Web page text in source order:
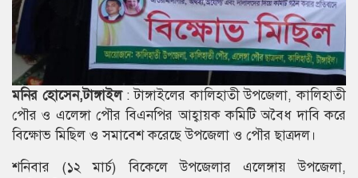
মনির হোসেন,টাঙ্গাইল: টাঙ্গাইলের কালিহাতী উপজেলা, কালিহাতী
পৌর ও এলেঙ্গা পৌর বিএনপির আহ্বায়ক কমিটি অবৈধ দাবি করে
বিক্ষোভ মিছিল ও সমাবেশ করেছে উপজেলা ও পৌর ছাত্রদল।
শনিবার (১২ মার্চ) বিকেলে উপজেলার এলেঙ্গায় উপজেলা,